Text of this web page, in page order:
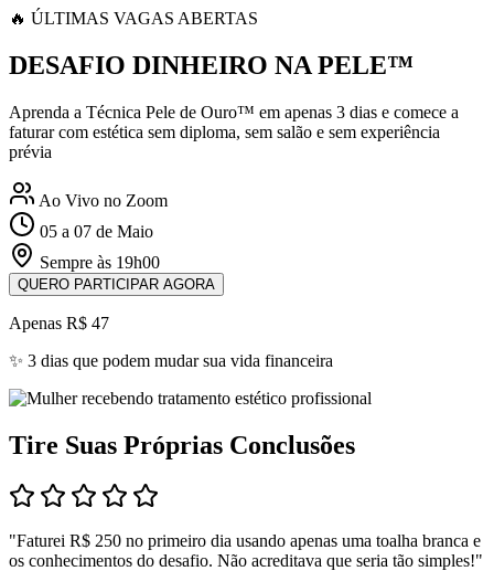
🔥 ÚLTIMAS VAGAS ABERTAS
DESAFIO DINHEIRO NA PELE™
Aprenda a Técnica Pele de Ouro™ em apenas 3 dias e comece a
faturar com estética sem diploma, sem salão e sem experiência
prévia
Ao Vivo no Zoom
05 a 07 de Maio
Sempre às 19h00
QUERO PARTICIPAR AGORA
Apenas R$ 47
✨ 3 dias que podem mudar sua vida financeira
Tire Suas Próprias Conclusões
"Faturei R$ 250 no primeiro dia usando apenas uma toalha branca e
os conhecimentos do desafio. Não acreditava que seria tão simples!"